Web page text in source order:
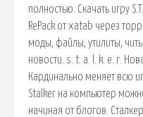
полностью. Скачать игру
RePack от xatab через
моды, файлы, утилиты,
новости. s. t. a. l. k. e. r.
Кардинально меняет всю
Stalker на компьютер
начиная от блогов.